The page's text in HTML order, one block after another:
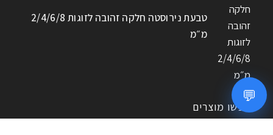
טבעת נירוסטה חלקה זהובה לזוגות 2/4/6/8
מ״מ
חפשו מוצרים
💬